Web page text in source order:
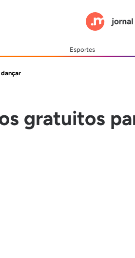
Esportes
gratuitos